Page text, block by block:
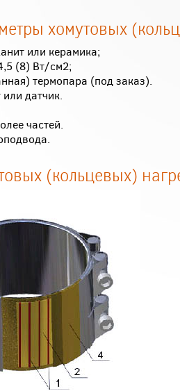
хомутовых
или керамика;
(8) Вт/см2;
термопара (под заказ).
датчик.
частей.
(кольцевых)